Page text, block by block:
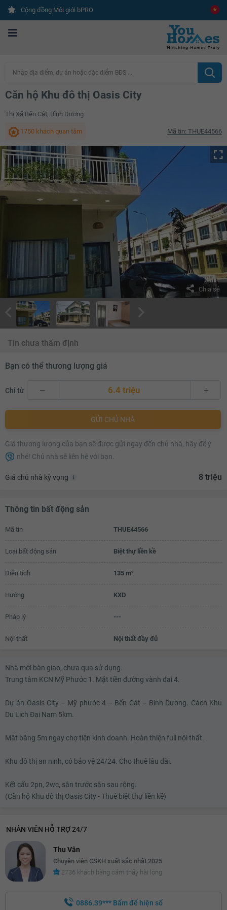
Cộng đồng Môi giới bPRO
Nhập địa điểm, dự án hoặc đặc điểm BĐS ...
Căn hộ Khu đô thị Oasis City
Thị Xã Bến Cát, Bình Dương
1750 khách quan tâm Mã tin: THUE44566
Chia sẻ
Tin chưa thẩm định
Bạn có thể thương lượng giá
Chỉ từ 6.4 triệu
6.6 triệu
7.2 triệu
7.3 triệu
7.7 triệu
7.9 triệu
8 triệu
GỬI CHỦ NHÀ
Giá thương lượng của bạn sẽ được gửi ngay đến chủ nhà, hãy để ý
nhé! Chủ nhà sẽ liên hệ với bạn.
Giá chủ nhà kỳ vọng 8 triệu
Thông tin bất động sản
Mã tin THUE44566
Loại bất động sản Biệt thự liền kề
Diện tích 135 m²
Hướng KXĐ
Pháp lý ---
Nội thất Nội thất đầy đủ
Nhà mới bàn giao, chưa qua sử dụng.
Trung tâm KCN Mỹ Phước 1. Mặt tiền đường vành đai 4.
Dự án Oasis City – Mỹ phước 4 – Bến Cát – Bình Dương. Cách Khu
Du Lịch Đại Nam 5km.
Mặt bằng 5m ngay chợ tiện kinh doanh. Hoàn thiện full nội thất.
Khu đô thị an ninh, có bảo vệ 24/24. Cho thuê lâu dài.
Kết cấu 2pn, 2wc, sân trước sân sau rộng.
(Căn hộ Khu đô thị Oasis City - Thuê biệt thự liền kề)
NHÂN VIÊN HỖ TRỢ 24/7
Thu Vân
Chuyên viên CSKH xuất sắc nhất 2025
2736 khách hàng cảm thấy hài lòng
0886.39*** Bấm để hiện số